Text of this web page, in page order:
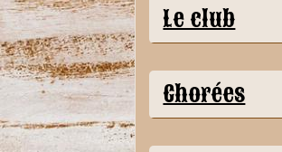
Le club
Chorées